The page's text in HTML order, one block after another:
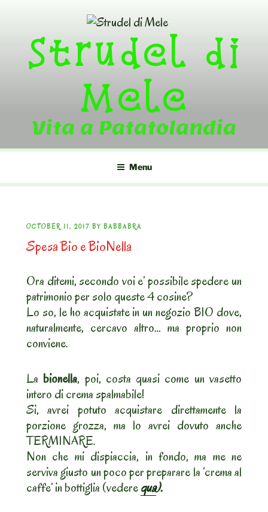
contentStrudel di
Mele
Vita a Patatolandia
Menu
POSTED
ON
OCTOBER 11, 2017 BY BABBABRA
Spesa Bio e BioNella
Ora ditemi, secondo voi e’ possibile spedere un
patrimonio per solo queste 4 cosine?
Lo so, le ho acquistate in un negozio BIO dove,
naturalmente, cercavo altro… ma proprio non
conviene.
La bionella, poi, costa quasi come un vasetto
intero di crema spalmabile!
Si, avrei potuto acquistare direttamente la
porzione grozza, ma lo avrei dovuto anche
TERMINARE.
Non che mi dispiaccia, in fondo, ma me ne
serviva giusto un poco per preparare la ‘crema al
caffe’ in bottiglia (vederequa).